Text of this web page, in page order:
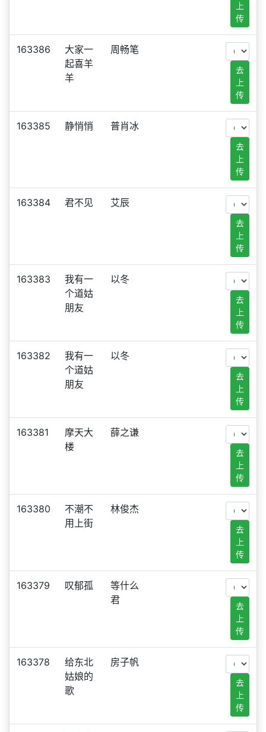
上
传
163386
大家一
起喜羊
羊
周畅笔
去
上
传
163385 静悄悄 普肖冰
去
上
传
163384 君不见 艾辰
去
上
传
163383
我有一
个道姑
朋友
以冬
去
上
传
163382
我有一
个道姑
朋友
以冬
去
上
传
163381
摩天大
楼
薛之谦
去
上
传
163380
不潮不
用上街
林俊杰
去
上
传
163379 叹郁孤
等什么
君
去
上
传
163378
给东北
姑娘的
歌
房子帆
去
上
传